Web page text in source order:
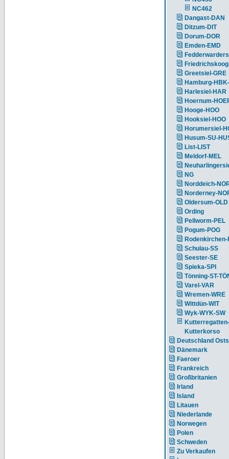
NC462
Dangast-DAN
Ditzum-DIT
Dorum-DOR
Emden-EMD
Greetsiel-GRE
Hamburg-
Harlesiel-HAR
Hoernum-
Hooge-HOO
Hooksiel-HOO
Horumersiel-
Husum-SU-
List-LIST
Meldorf-MEL
NG
Norddeich-
Norderney-
Oldersum-OLD
Ording
Pellworm-PEL
Pogum-POG
Rodenkirchen-
Schulau-SS
Seester-SE
Spieka-SPI
Tönning-ST-
Varel-VAR
Wremen-WRE
Wittdün-WIT
Wyk-WYK-SW
Kutterregatten-
Kutterkorso
Deutschland
Dänemark
Faeroer
Frankreich
Großbritanien
Irland
Island
Litauen
Niederlande
Norwegen
Polen
Schweden
Zu Verkaufen